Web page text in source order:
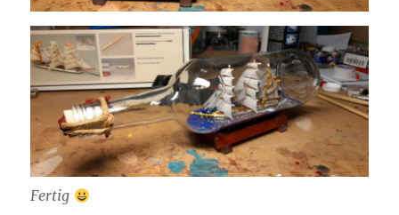
Fertig